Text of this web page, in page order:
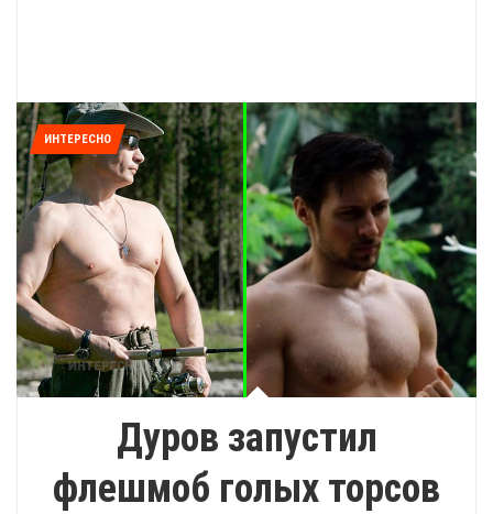
ИНТЕРЕСНО
Дуров запустил
флешмоб голых торсов